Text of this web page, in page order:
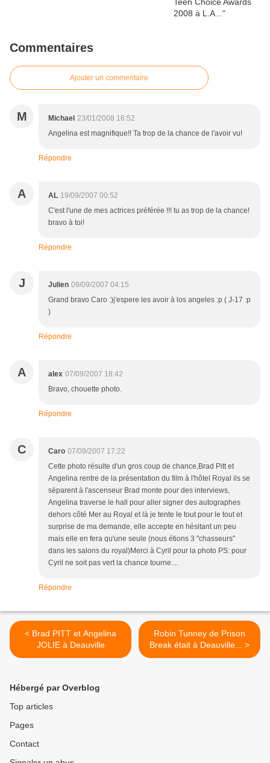
Commentaires
Ajouter un commentaire
M Michael 23/01/2008 16:52
Angelina est magnifique!! Ta trop de la chance de l'avoir vu!
Répondre
A AL 19/09/2007 00:52
C'est l'une de mes actrices préférée !!! tu as trop de la chance!
bravo à toi!
Répondre
J Julien 09/09/2007 04:15
Grand bravo Caro :)j'espere les avoir à los angeles :p ( J-17 :p
)
Répondre
A alex 07/09/2007 18:42
Bravo, chouette photo.
Répondre
C Caro 07/09/2007 17:22
Cette photo résulte d'un gros coup de chance,Brad Pitt et
Angelina rentre de la présentation du film à l'hôtel Royal ils se
séparent à l'ascenseur Brad monte pour des interviews,
Angelina traverse le hall pour aller signer des autographes
dehors côté Mer au Royal et là je tente le tout pour le tout et
surprise de ma demande, elle accepte en hésitant un peu
mais elle en fera qu'une seule (nous étions 3 "chasseurs"
dans les salons du royal)Merci à Cyril pour la photo PS: pour
Cyril ne soit pas vert la chance tourne....
Répondre
< Brad PITT et Angelina
JOLIE à Deauville
Robin Tunney de Prison
Break était à Deauville... >
Hébergé par Overblog
Top articles
Pages
Contact